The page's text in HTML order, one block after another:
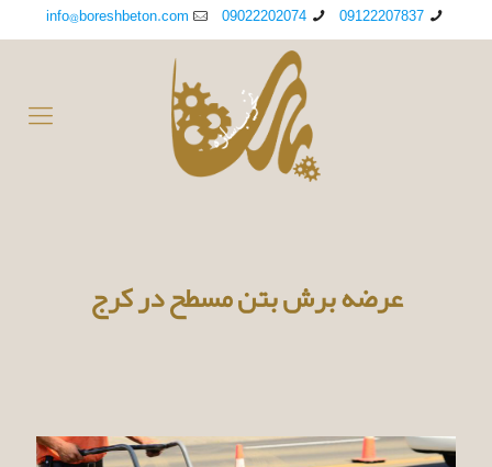
09122207837
09022202074
info@boreshbeton.com
عرضه برش بتن مسطح در کرج